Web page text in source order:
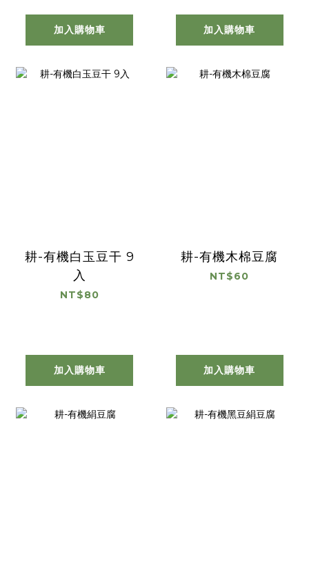
加入購物車 加入購物車
耕-有機白玉豆干 9
入
NT$80
加入購物車
耕-有機木棉豆腐
NT$60
加入購物車